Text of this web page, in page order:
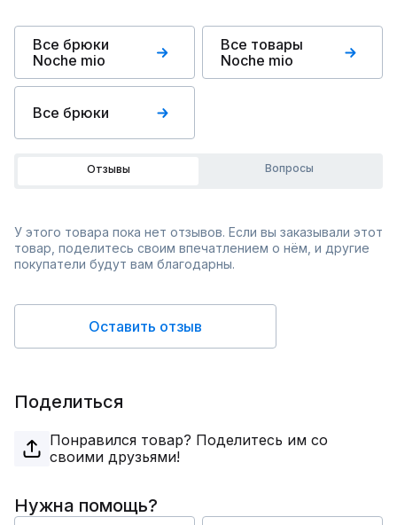
Все брюки
Noche mio
Все товары
Noche mio
Все брюки
Отзывы Вопросы
У этого товара пока нет отзывов. Если вы заказывали этот
товар, поделитесь своим впечатлением о нём, и другие
покупатели будут вам благодарны.
Оставить отзыв
Поделиться
Понравился товар? Поделитесь им со
своими друзьями!
Нужна помощь?